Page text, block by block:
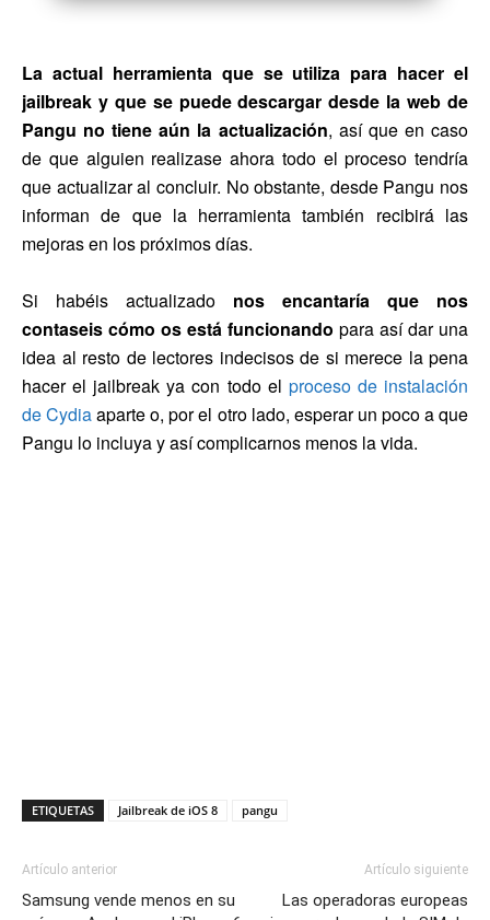
La actual herramienta que se utiliza para hacer el
jailbreak y que se puede descargar desde la web de
Pangu no tiene aún la actualización, así que en caso
de que alguien realizase ahora todo el proceso tendría
que actualizar al concluir. No obstante, desde Pangu nos
informan de que la herramienta también recibirá las
mejoras en los próximos días.
Si habéis actualizado nos encantaría que nos
contaseis cómo os está funcionando para así dar una
idea al resto de lectores indecisos de si merece la pena
hacer el jailbreak ya con todo el proceso de instalación
de Cydiaaparte o, por el otro lado, esperar un poco a que
Pangu lo incluya y así complicarnos menos la vida.
ETIQUETAS Jailbreak de iOS 8 pangu
Artículo anterior
Samsung vende menos en su
Artículo siguiente
Las operadoras europeas